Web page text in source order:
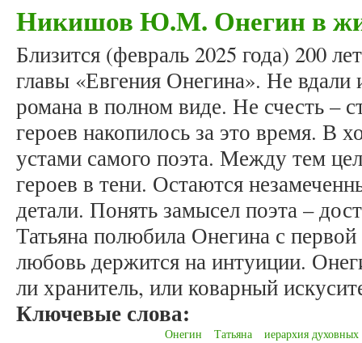
Никишов Ю.М. Онегин в
Близится (февраль 2025 года) 200
главы «Евгения Онегина». Не вдали
романа в полном виде. Не счесть –
героев накопилось за это время. В
устами самого поэта. Между тем
героев в тени. Остаются
детали. Понять замысел поэта –
Татьяна полюбила Онегина с
любовь держится на интуиции.
ли хранитель, или коварный
Ключевые слова:
Онегин Татьяна иерархия